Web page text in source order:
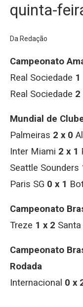
quinta-
Da Redação
Campeonato
Real Sociedade 1
Real Sociedade 2
Mundial de
Palmeiras 2 x 0
Inter Miami 2 x 1
Seattle Sounders
Paris SG 0 x 1
Campeonato
Treze 1 x 2
Campeonato
Rodada
Internacional 0 x